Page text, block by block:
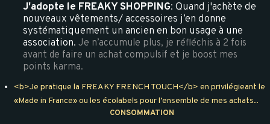
J'adopte le FREAKY SHOPPING: Quand j'achète de
nouveaux vêtements/ accessoires j’en donne
systématiquement un ancien en bon usage à une
association.Je n’accumule plus, je réfléchis à 2 fois
avant de faire un achat compulsif et je boost mes
points karma.
<b>Je pratique la FREAKY FRENCH TOUCH</b> en privilégieant le
«Made in France» ou les écolabels pour l’ensemble de mes achats..
CONSOMMATION